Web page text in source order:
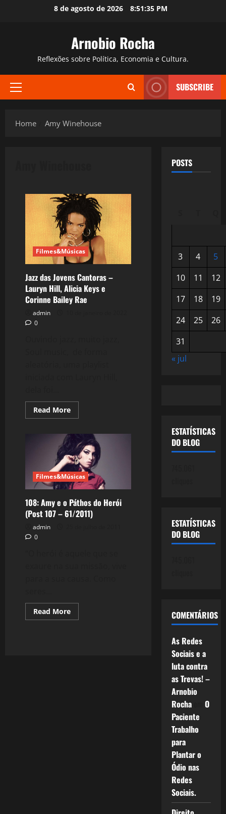
8 de agosto de 2026 8:51:36 PM
Arnobio Rocha
Reflexões sobre Política, Economia e Cultura.
Primary
SUBSCRIBE
Home Amy Winehouse
Filmes&Músicas
Jazz das Jovens Cantoras –
Lauryn Hill, Alicia Keys e
Corinne Bailey Rae
admin
0
Read MoreRead
more
das
Jovens
Cantoras
–
Lauryn
Hill,
Alicia
Keys
Corinne
Bailey
Rae
Filmes&Músicas
108: Amy e o Páthos do Herói
(Post 107 – 61/2011)
admin
0
Read MoreRead
more
POSTS
3 4
5
10
11
12
17
18
19
24
25
26
31
« jul
ESTATÍSTICAS
DO BLOG
ESTATÍSTICAS
DO BLOG
COMENTÁRIOS
As Redes
Sociais e a
luta contra
as Trevas! –
Arnobio
Rochaem O
Paciente
Trabalho
para
Plantar o
Ódio nas
Redes
Sociais.